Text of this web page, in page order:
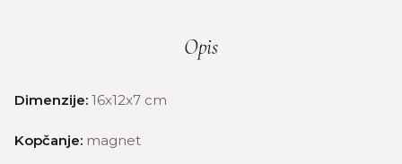
Opis
Dimenzije: 16x12x7 cm
Kopčanje: magnet